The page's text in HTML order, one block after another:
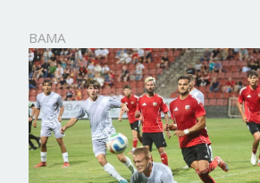
BAMA